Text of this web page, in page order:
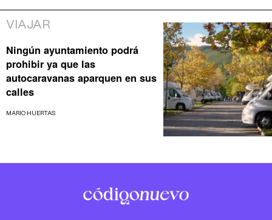
VIAJAR
Ningún ayuntamiento podrá
prohibir ya que las
autocaravanas aparquen en sus
calles
MARIO HUERTAS